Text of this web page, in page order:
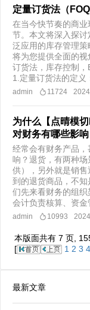
定量订货法（
在当今快节奏的商
节。本文将深入探
泛应用的库存管理
将为您提供全面的
订货法，库存控制
1.定量订货法的定义
admin 11724
为什么【点晴模
对财务有哪些影响
经常会有财务产品
响？退货，有两种
供），另外就是销
到的退货商品，不
们先来看财务的组
会计负责核算、资金
admin 10993
本版面共有 7 页,
[
1 2 3 4
最新文章